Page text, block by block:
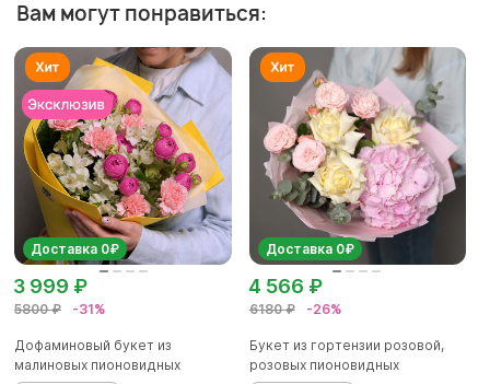
Вам могут понравиться:
Доставка 0₽
5800 ₽ -31%
3 999 ₽
Дофаминовый букет из
малиновых пионовидных
Доставка 0₽
6180 ₽ -26%
4 566 ₽
Букет из гортензии розовой,
розовых пионовидных